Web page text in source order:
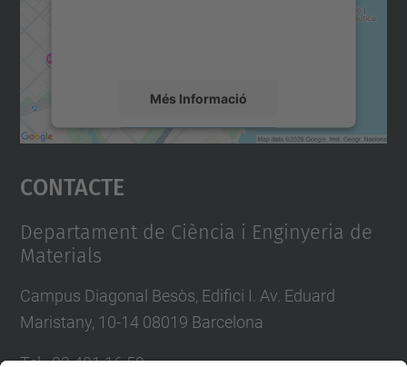
Més Informació
Accepta
powered by
Contacte
Departament de Ciència i Enginyeria de
Materials
Campus Diagonal Besòs, Edifici I. Av. Eduard
Maristany, 10-14 08019 Barcelona
Tel.:93 401 16 59